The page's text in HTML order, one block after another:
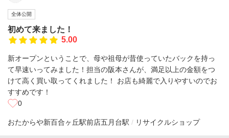
全体公開
初めて来ました！
5.00
新オープンということで、母や祖母が昔使っていたバックを持っ
て早速いってみました！担当の阪本さんが、満足以上の金額をつ
けて高く買い取ってくれました！ お店も綺麗で入りやすいのでお
すすめです！
0
おたからや新百合ヶ丘駅前店五月台駅 リサイクルショップ